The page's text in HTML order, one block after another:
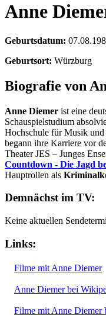
Anne
Geburtsdatum:
Geburtsort: Würzburg
Biografie von
Anne Diemer ist eine
Schauspielstudium
Hochschule für Musik
begann ihre Karriere vor
Theater JES – Junges
Countdown - Die Jagd
Hauptrollen als
Demnächst im TV:
Keine aktuellen
Links:
Filme mit Anne Diemer
Anne Diemer bei
Filme mit Anne Diemer